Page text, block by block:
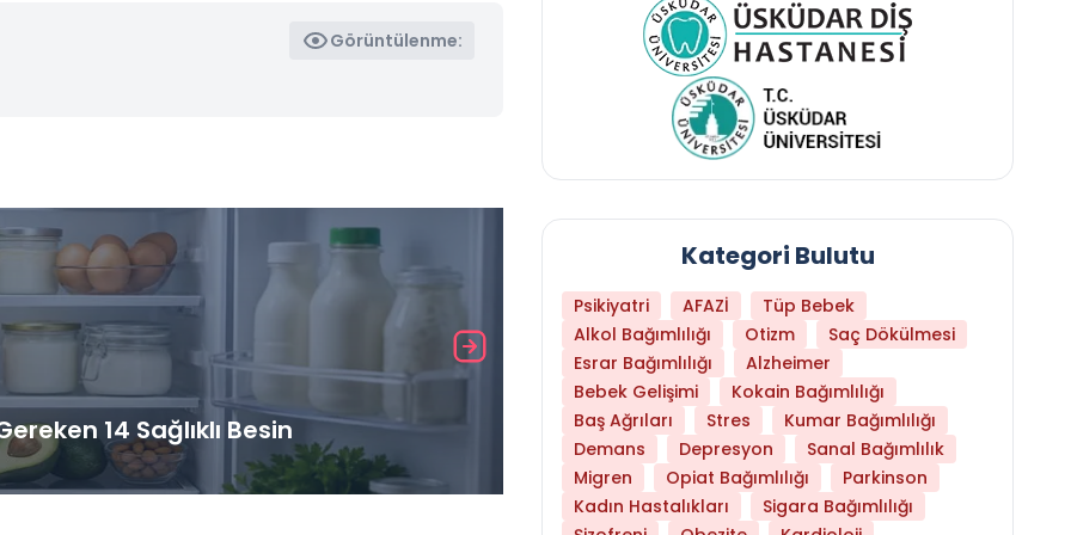
Görüntülenme:
14 Sağlıklı Besin Hangi Yaşta Hangi Testi Yaptırmanız
Kategori Bulutu
Psikiyatri AFAZİ
Tüp Bebek
Alkol Bağımlılığı
Otizm
Saç Dökülmesi
Esrar Bağımlılığı
Alzheimer
Bebek Gelişimi
Kokain Bağımlılığı
Baş Ağrıları
Stres
Kumar Bağımlılığı
Demans
Depresyon
Sanal Bağımlılık
Migren
Opiat Bağımlılığı
Parkinson
Kadın Hastalıkları
Sigara Bağımlılığı